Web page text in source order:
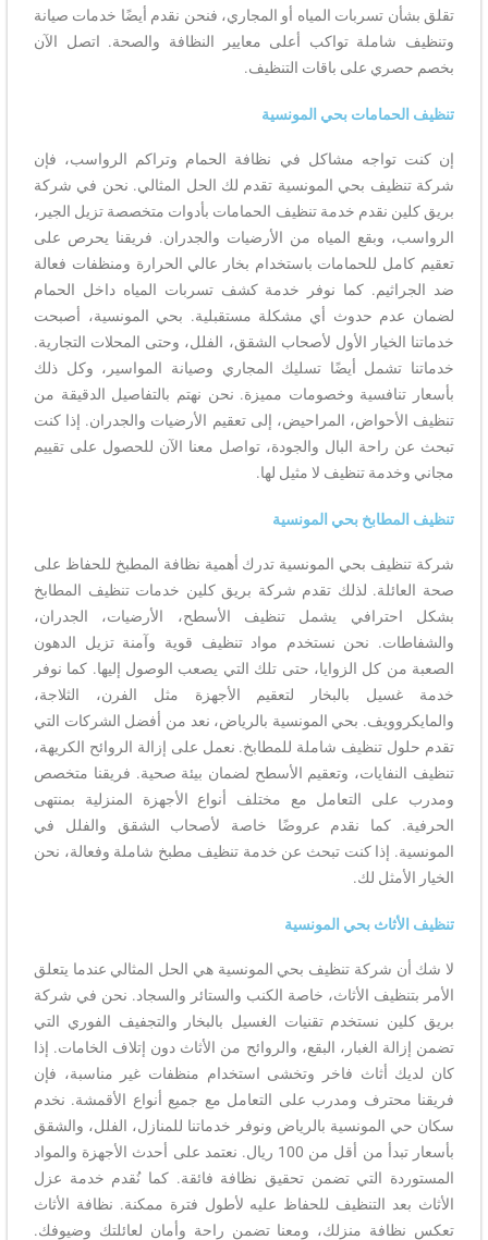
تقلق بشأن تسربات المياه أو المجاري، فنحن نقدم أيضًا خدمات صيانة
وتنظيف شاملة تواكب أعلى معايير النظافة والصحة. اتصل الآن
بخصم حصري على باقات التنظيف.
تنظيف الحمامات بحي المونسية
إن كنت تواجه مشاكل في نظافة الحمام وتراكم الرواسب، فإن
شركة تنظيف بحي المونسية تقدم لك الحل المثالي. نحن في شركة
بريق كلين نقدم خدمة تنظيف الحمامات بأدوات متخصصة تزيل الجير،
الرواسب، وبقع المياه من الأرضيات والجدران. فريقنا يحرص على
تعقيم كامل للحمامات باستخدام بخار عالي الحرارة ومنظفات فعالة
ضد الجراثيم. كما نوفر خدمة كشف تسربات المياه داخل الحمام
لضمان عدم حدوث أي مشكلة مستقبلية. بحي المونسية، أصبحت
خدماتنا الخيار الأول لأصحاب الشقق، الفلل، وحتى المحلات التجارية.
خدماتنا تشمل أيضًا تسليك المجاري وصيانة المواسير، وكل ذلك
بأسعار تنافسية وخصومات مميزة. نحن نهتم بالتفاصيل الدقيقة من
تنظيف الأحواض، المراحيض، إلى تعقيم الأرضيات والجدران. إذا كنت
تبحث عن راحة البال والجودة، تواصل معنا الآن للحصول على تقييم
مجاني وخدمة تنظيف لا مثيل لها.
تنظيف المطابخ بحي المونسية
شركة تنظيف بحي المونسية تدرك أهمية نظافة المطبخ للحفاظ على
صحة العائلة. لذلك تقدم شركة بريق كلين خدمات تنظيف المطابخ
بشكل احترافي يشمل تنظيف الأسطح، الأرضيات، الجدران،
والشفاطات. نحن نستخدم مواد تنظيف قوية وآمنة تزيل الدهون
الصعبة من كل الزوايا، حتى تلك التي يصعب الوصول إليها. كما نوفر
خدمة غسيل بالبخار لتعقيم الأجهزة مثل الفرن، الثلاجة،
والمايكروويف. بحي المونسية بالرياض، نعد من أفضل الشركات التي
تقدم حلول تنظيف شاملة للمطابخ. نعمل على إزالة الروائح الكريهة،
تنظيف النفايات، وتعقيم الأسطح لضمان بيئة صحية. فريقنا متخصص
ومدرب على التعامل مع مختلف أنواع الأجهزة المنزلية بمنتهى
الحرفية. كما نقدم عروضًا خاصة لأصحاب الشقق والفلل في
المونسية. إذا كنت تبحث عن خدمة تنظيف مطبخ شاملة وفعالة، نحن
الخيار الأمثل لك.
تنظيف الأثاث بحي المونسية
لا شك أن شركة تنظيف بحي المونسية هي الحل المثالي عندما يتعلق
الأمر بتنظيف الأثاث، خاصة الكنب والستائر والسجاد. نحن في شركة
بريق كلين نستخدم تقنيات الغسيل بالبخار والتجفيف الفوري التي
تضمن إزالة الغبار، البقع، والروائح من الأثاث دون إتلاف الخامات. إذا
كان لديك أثاث فاخر وتخشى استخدام منظفات غير مناسبة، فإن
فريقنا محترف ومدرب على التعامل مع جميع أنواع الأقمشة. نخدم
سكان حي المونسية بالرياض ونوفر خدماتنا للمنازل، الفلل، والشقق
بأسعار تبدأ من أقل من 100 ريال. نعتمد على أحدث الأجهزة والمواد
المستوردة التي تضمن تحقيق نظافة فائقة. كما نُقدم خدمة عزل
الأثاث بعد التنظيف للحفاظ عليه لأطول فترة ممكنة. نظافة الأثاث
تعكس نظافة منزلك، ومعنا تضمن راحة وأمان لعائلتك وضيوفك.